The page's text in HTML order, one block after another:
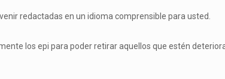
redactadas en un idioma comprensible para usted.
los epi para poder retirar aquellos que estén